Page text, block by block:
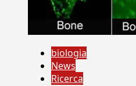
biologia
News
Ricerca